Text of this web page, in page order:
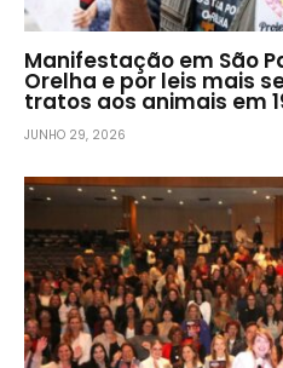
Manifestação em São
Orelha e por leis mais
tratos aos animais em
JUNHO 29, 2026